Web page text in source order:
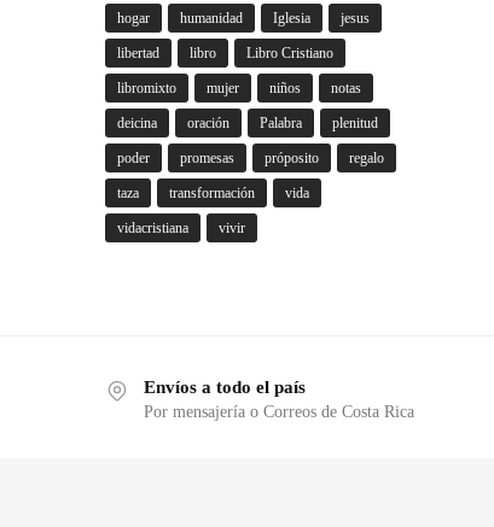
hogar humanidad Iglesia jesus
libertad libro Libro Cristiano
libromixto mujer niños notas
deicina oración Palabra plenitud
poder promesas próposito regalo
taza transformación vida
vidacristiana vivir
Envíos a todo el país
Por mensajería o Correos de Costa Rica